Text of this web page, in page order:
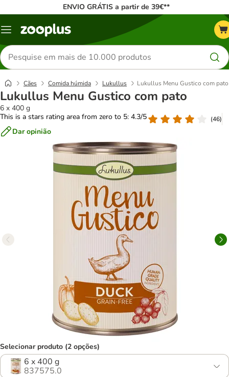
ENVIO GRÁTIS a partir de 39€**
Menu
Pesquisar
produtos
Cães Comida húmida Lukullus Lukullus Menu Gustico com pato
Lukullus Menu Gustico com pato
6 x 400 g
This is a stars rating area from zero to 5: 4.3/5
(46)
Dar opinião
Selecionar produto (2 opções)
6 x 400 g
837575.0